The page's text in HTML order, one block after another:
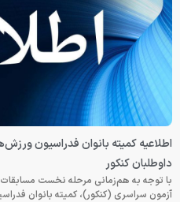
اطلاعیه کمیته بانوان فدراسیون
داوطلبان کنکور
با توجه به هم‌زمانی مرحله نخست مسابقات
آزمون سراسری (کنکور)، کمیته بانوان